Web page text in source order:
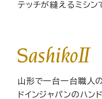
テッチが縫えるミシン
山形で一台一台職人
ドインジャパンのハン